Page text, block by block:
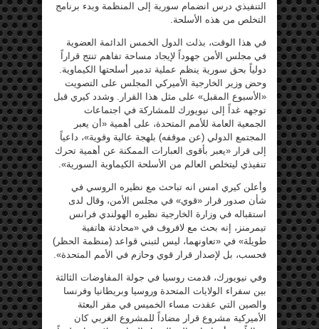
التنفيذي درس انضمام سورية إلى المنظمة وبدء برنامج
التخلص من هذه الأسلحة.
في هذا الوقت، بذلت الدول الخمس الدائمة العضوية
في مجلس الأمن جهوداً لإيجاد مساحة تفاهم تنتج قراراً
دولياً بحق سورية ينظم عملية تدمير أسلحتها الكيماوية.
وحض وزير الخارجية الأميركي المجلس على التصويت
«الأسبوع المقبل» على مثل هذا القرار. وشدد كيري قبل
توجهه غداً إلى نيويورك للمشاركة في اجتماعات
الجمعية العامة للأمم المتحدة، على أهمية «أن يعبر
المجتمع الدولي (عن موقفه) بلهجة عالية وقوية»، داعياً
إلى قرار «يعبر بأقوى العبارات الممكنة عن أهمية تحرك
تنفيذي ليتخلص العالم من الأسلحة الكيماوية السورية».
وأعلن كيري امس انه تباحث مع نظيره الروسي في
شأن صدور قرار «قوي» في مجلس الأمن، وقال لدى
استقباله في وزارة الخارجية نظيره الهولندي فرانس
تيمرمنز، إنه بحث مع لافروف في «محادثة هاتفية
طويلة» في «تعاونهما، ليس لتبني قواعد (منظمة الحظر)
فحسب، بل لإصدار قرار قوي وحازم في الأمم المتحدة».
وفي نيويورك، قدمت روسيا في جولة المفاوضات الثالثة
بين سفراء الولايات المتحدة وروسيا وبريطانيا وفرنسا
والصين التي عقدت مساء الخميس في مقر البعثة
الأميركية مشروع قرار مضاداً للمشروع الغربي كان